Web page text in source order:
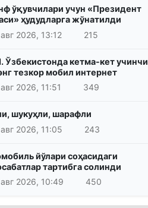
ўқувчилари учун «Президент
ҳудудларга жўнатилди
2026, 13:12
215
Ўзбекистонда кетма-кет учинчи
тезкор мобил интернет
2026, 11:51
349
шукуҳли, шарафли
2026, 11:05
243
йўлари соҳасидаги
тартибга солинди
2026, 10:49
450